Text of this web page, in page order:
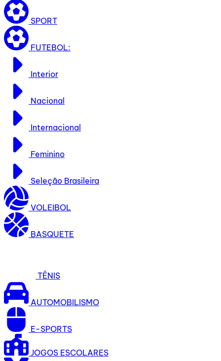
SPORT
FUTEBOL:
Interior
Nacional
Internacional
Feminino
Seleção Brasileira
VOLEIBOL
BASQUETE
TÊNIS
AUTOMOBILISMO
E-SPORTS
JOGOS ESCOLARES